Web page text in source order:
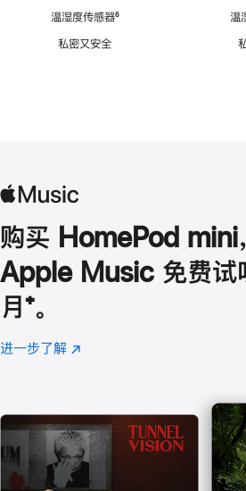
温湿度传感器脚
⁶
私密又安全
温
购买 HomePod mini，
Apple Music 免费试
月 脚
注
⁺。
进一步了解 Apple
(在
口
中
打
开)